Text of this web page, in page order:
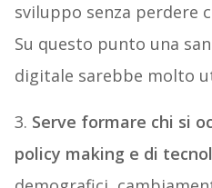
sviluppo senza perdere
Su questo punto una
digitale sarebbe molto
3. Serve formare chi si
policy making e di